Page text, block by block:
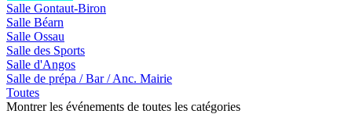
Salle Gontaut-Biron
Salle Béarn
Salle Ossau
Salle des Sports
Salle d'Angos
Salle de prépa / Bar / Anc. Mairie
Toutes
Montrer les événements de toutes les catégories